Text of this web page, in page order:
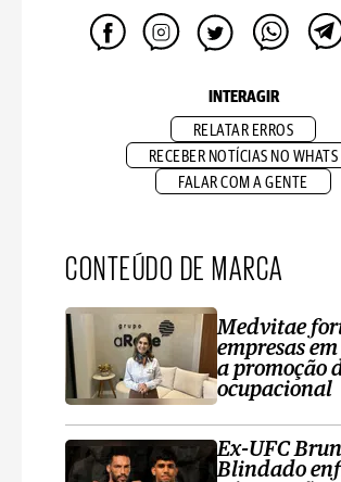
INTERAGIR
RELATAR ERROS
RECEBER NOTÍCIAS NO WHATS
FALAR COM A GENTE
CONTEÚDO DE MARCA
Medvitae
empresas
a promoção
ocupacional
Ex-UFC
Blindado